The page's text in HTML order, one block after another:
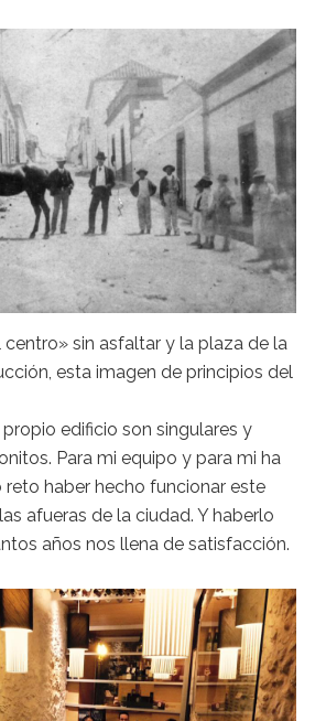
sin asfaltar y la plaza de la
esta imagen de principios del
edificio son singulares y
Para mi equipo y para mi ha
haber hecho funcionar este
afueras de la ciudad. Y haberlo
años nos llena de satisfacción.